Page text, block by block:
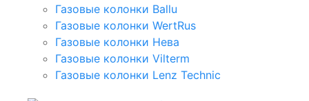
Газовые колонки Ballu
Газовые колонки WertRus
Газовые колонки Нева
Газовые колонки Vilterm
Газовые колонки Lenz Technic